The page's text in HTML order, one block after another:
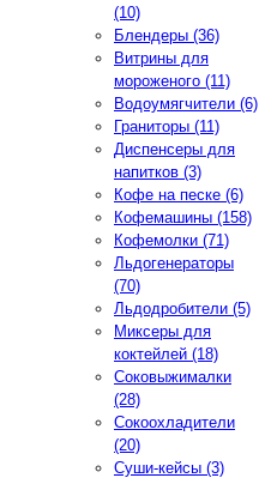
(10)
Блендеры (36)
Витрины для
мороженого (11)
Водоумягчители (6)
Граниторы (11)
Диспенсеры для
напитков (3)
Кофе на песке (6)
Кофемашины (158)
Кофемолки (71)
Льдогенераторы
(70)
Льдодробители (5)
Миксеры для
коктейлей (18)
Соковыжималки
(28)
Сокоохладители
(20)
Суши-кейсы (3)